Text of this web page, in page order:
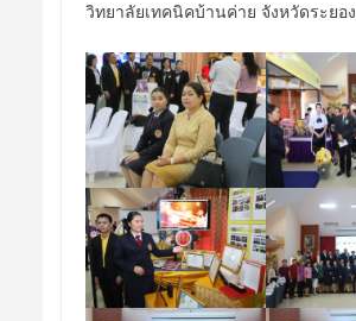
วิทยาลัยเทคนิคบ้านค่าย จังหวัดระยอง